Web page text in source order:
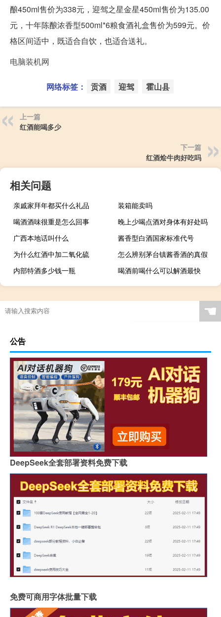
酿450ml售价为338元，迎驾之星金星450ml售价为135.00
元，十年陈酿浓香型500ml*6粮食酒礼盒售价为599元。价
格区间适中，既适合自饮，也适合送礼。
电脑装机网
网络标签： 贡酒 迎驾 霍山县
上一篇
红酒能喝多少
下一篇
红酒烩牛肉好吃吗
相关问题
亲戚家拜年都买什么礼品
装箱能卖吗
喝酒酒味很重是怎么回事
晚上少喝点酒对身体有好处吗
广西本地话叫什么
酱香型白酒国家标准代号
为什么红酒中加二氧化硫
怎么辨别茅台镇酱香酒的真假
内部特酒多少钱一瓶
喝酒前喝什么可以解酒最快
☚
公告
DeepSeek全套部署资料免费下载
免费可商用字体批量下载